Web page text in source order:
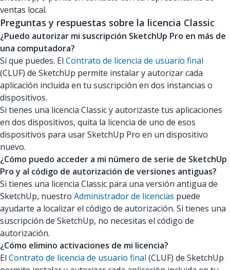
ventas local.
Preguntas y respuestas sobre la licencia Classic
¿Puedo autorizar mi suscripción SketchUp Pro en más de
una computadora?
Sí que puedes. El Contrato de licencia de usuario final
(CLUF) de SketchUp permite instalar y autorizar cada
aplicación incluida en tu suscripción en dos instancias o
dispositivos.
Si tienes una licencia Classic y autorizaste tus aplicaciones
en dos dispositivos, quita la licencia de uno de esos
dispositivos para usar SketchUp Pro en un dispositivo
nuevo.
¿Cómo puedo acceder a mi número de serie de SketchUp
Pro y al código de autorización de versiones antiguas?
Si tienes una licencia Classic para una versión antigua de
SketchUp, nuestro Administrador de licencias puede
ayudarte a localizar el código de autorización. Si tienes una
suscripción de SketchUp, no necesitas el código de
autorización.
¿Cómo elimino activaciones de mi licencia?
El Contrato de licencia de usuario final (CLUF) de SketchUp